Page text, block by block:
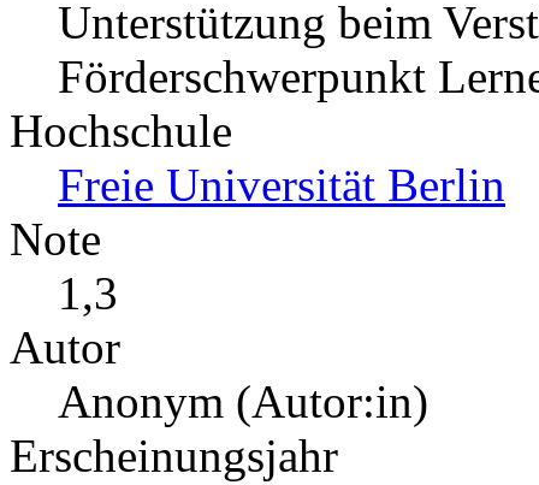
Unterstützung beim
Förderschwerpunkt
Hochschule
Freie Universität Berlin
Note
1,3
Autor
Anonym (Autor:in)
Erscheinungsjahr